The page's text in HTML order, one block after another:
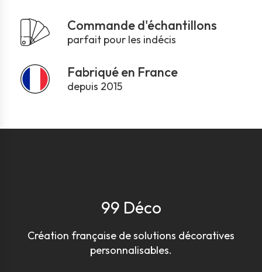
Commande d'échantillons
parfait pour les indécis
Fabriqué en France
depuis 2015
99 Déco
Création française de solutions décoratives
personnalisables.